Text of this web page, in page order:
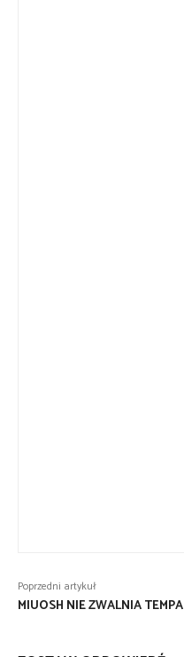
Poprzedni artykuł
MIUOSH NIE ZWALNIA TEMPA